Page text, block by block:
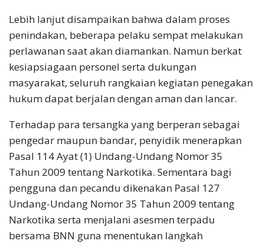
Lebih lanjut disampaikan bahwa dalam proses
penindakan, beberapa pelaku sempat melakukan
perlawanan saat akan diamankan. Namun berkat
kesiapsiagaan personel serta dukungan
masyarakat, seluruh rangkaian kegiatan penegakan
hukum dapat berjalan dengan aman dan lancar.
Terhadap para tersangka yang berperan sebagai
pengedar maupun bandar, penyidik menerapkan
Pasal 114 Ayat (1) Undang-Undang Nomor 35
Tahun 2009 tentang Narkotika. Sementara bagi
pengguna dan pecandu dikenakan Pasal 127
Undang-Undang Nomor 35 Tahun 2009 tentang
Narkotika serta menjalani asesmen terpadu
bersama BNN guna menentukan langkah